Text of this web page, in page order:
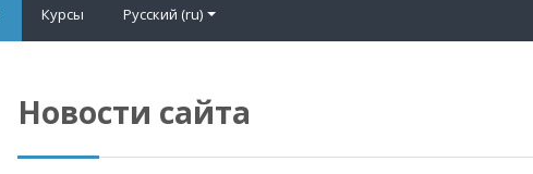
Курсы Русский ‎(ru)‎
Новости сайта